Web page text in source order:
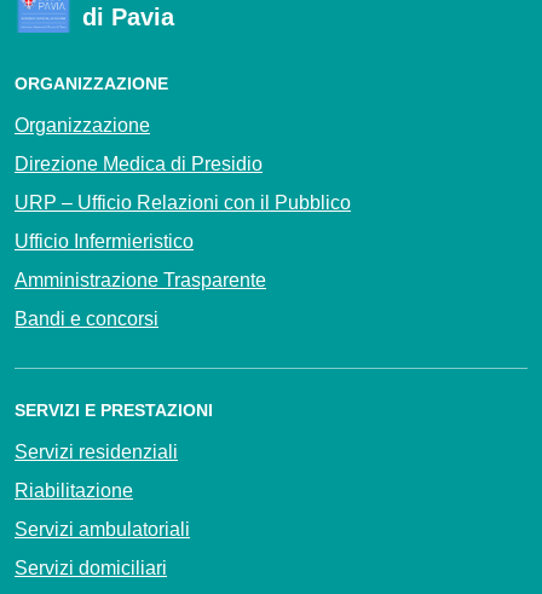
di Pavia
ORGANIZZAZIONE
Organizzazione
Direzione Medica di Presidio
URP – Ufficio Relazioni con il Pubblico
Ufficio Infermieristico
Amministrazione Trasparente
Bandi e concorsi
SERVIZI E PRESTAZIONI
Servizi residenziali
Riabilitazione
Servizi ambulatoriali
Servizi domiciliari